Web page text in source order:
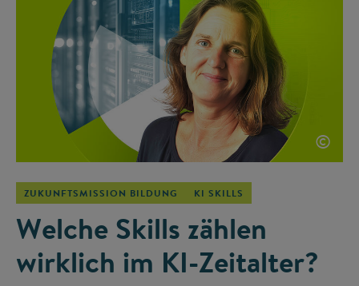
©
ZUKUNFTSMISSION BILDUNG KI SKILLS
Welche Skills zählen
wirklich im KI-Zeitalter?